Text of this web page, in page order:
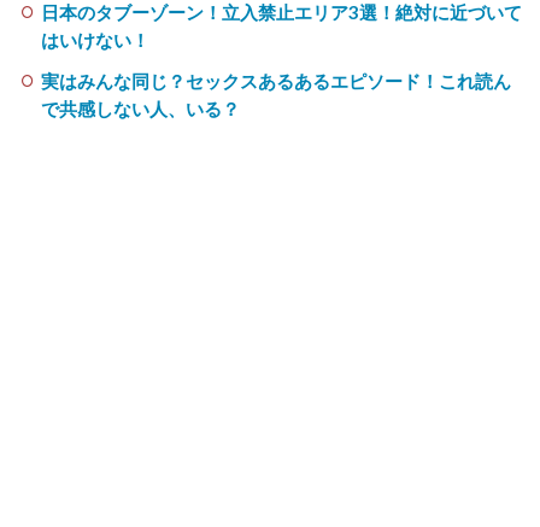
日本のタブーゾーン！立入禁止エリア3選！絶対に近づいて
はいけない！
実はみんな同じ？セックスあるあるエピソード！これ読ん
で共感しない人、いる？